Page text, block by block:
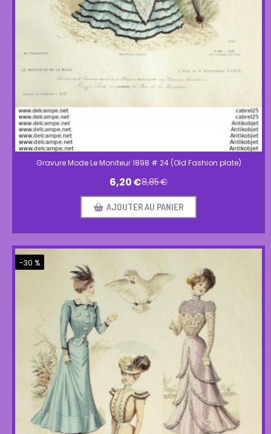
Gravure Mode Le Moniteur 1898 # 24 (Old Fashion plate)
6,20€8,85€
AJOUTER AU PANIER
-30 %